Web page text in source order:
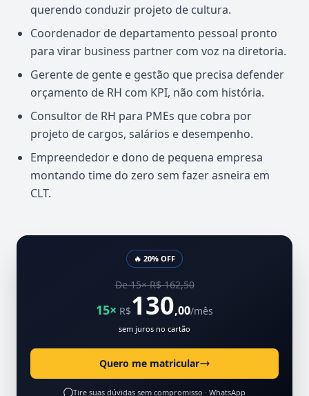
querendo conduzir projeto de cultura.
Coordenador de departamento pessoal pronto
para virar business partner com voz na diretoria.
Gerente de gente e gestão que precisa defender
orçamento de RH com KPI, não com história.
Consultor de RH para PMEs que cobra por
projeto de cargos, salários e desempenho.
Empreendedor e dono de pequena empresa
montando time do zero sem fazer asneira em
CLT.
🔥 20% OFF
De 15× R$ 162,50
15× R$130,00/mês
sem juros no cartão
Quero me matricular
Tire suas dúvidas sem compromisso · WhatsApp